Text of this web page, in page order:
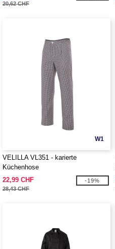
20,62 CHF
W1
VELILLA VL351 - karierte
Küchenhose
22,99 CHF
28,43 CHF
-19%